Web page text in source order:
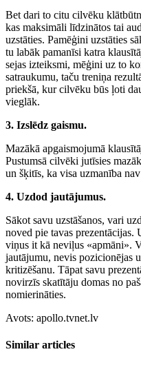
Bet dari to citu cilvēku
kas maksimāli līdzinātos tai
uzstāties. Pamēģini uzstāties
tu labāk pamanīsi katra
sejas izteiksmi, mēģini uz to
satraukumu, taču treniņa
priekšā, kur cilvēku būs ļoti
vieglāk.
3. Izslēdz gaismu.
Mazākā apgaismojumā
Pustumsā cilvēki jutīsies
un šķitīs, ka visa uzmanība
4. Uzdod jautājumus.
Sākot savu uzstāšanos, vari
noved pie tavas
viņus it kā neviļus «apmāni».
jautājumu, nevis pozicionējas
kritizēšanu. Tāpat savu
novirzīs skatītāju domas no
nomierināties.
Avots: apollo.tvnet.lv
Similar articles